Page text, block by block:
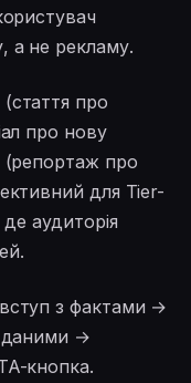
а не рекламу.
про
про нову
(репортаж про
для Tier-
аудиторія
з фактами →
даними →
кнопка.